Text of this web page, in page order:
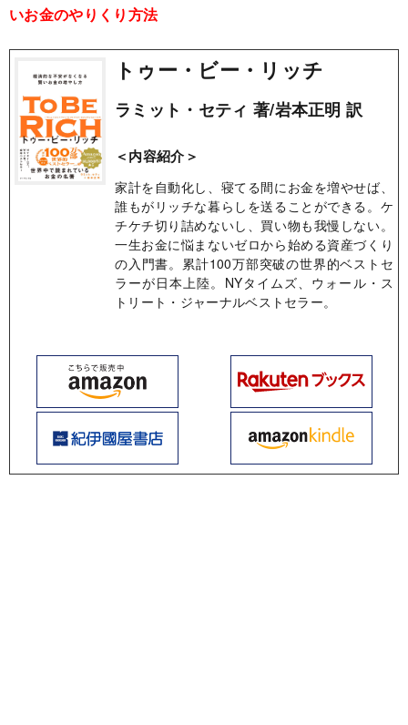
いお金のやりくり方法
トゥー・ビー・リッチ
ラミット・セティ 著/岩本正明 訳
＜内容紹介＞
家計を自動化し、寝てる間にお金を増やせば、
誰もがリッチな暮らしを送ることができる。ケ
チケチ切り詰めないし、買い物も我慢しない。
一生お金に悩まないゼロから始める資産づくり
の入門書。累計100万部突破の世界的ベストセ
ラーが日本上陸。NYタイムズ、ウォール・ス
トリート・ジャーナルベストセラー。